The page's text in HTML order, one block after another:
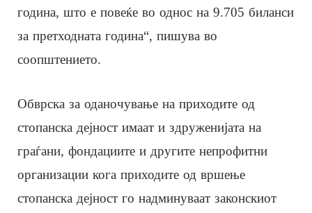
година, што е повеќе во однос на 9.705 биланси
за претходната година“, пишува во
соопштението.
Обврска за оданочување на приходите од
стопанска дејност имаат и здруженијата на
граѓани, фондациите и другите непрофитни
организации кога приходите од вршење
стопанска дејност го надминуваат законскиот